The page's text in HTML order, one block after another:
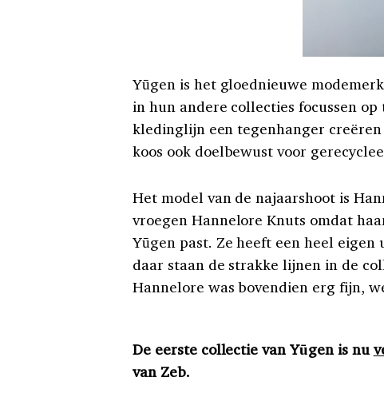
Yūgen is het gloednieuwe
in hun andere collecties focussen
kledinglijn een tegenhanger
koos ook doelbewust voor
Het model van de najaarshoot is
vroegen Hannelore Knuts omdat
Yūgen past. Ze heeft een heel
daar staan de strakke lijnen in de
Hannelore was bovendien erg fijn,
De eerste collectie van Yūgen is nu
van Zeb.